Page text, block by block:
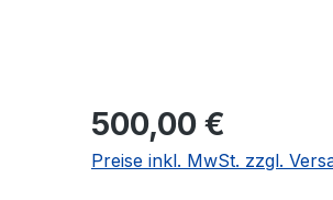
Regulärer Preis:
500,00 €
Preise inkl. MwSt. zzgl.